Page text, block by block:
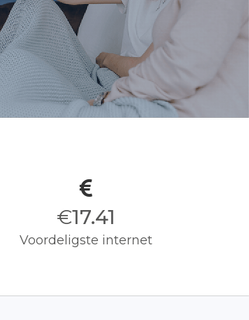
€17.50
Voordeligste internet